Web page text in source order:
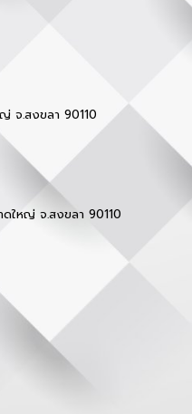
จ.สงขลา 90110
ใหญ่ จ.สงขลา 90110